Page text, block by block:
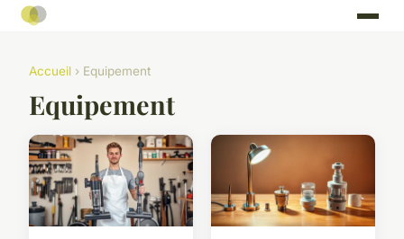
Accueil › Equipement
Equipement